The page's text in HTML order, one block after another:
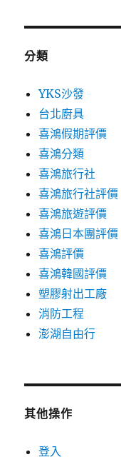
分類
YKS沙發
台北廚具
喜鴻假期評價
喜鴻分類
喜鴻旅行社
喜鴻旅行社評價
喜鴻旅遊評價
喜鴻日本團評價
喜鴻評價
喜鴻韓國評價
塑膠射出工廠
消防工程
澎湖自由行
其他操作
登入